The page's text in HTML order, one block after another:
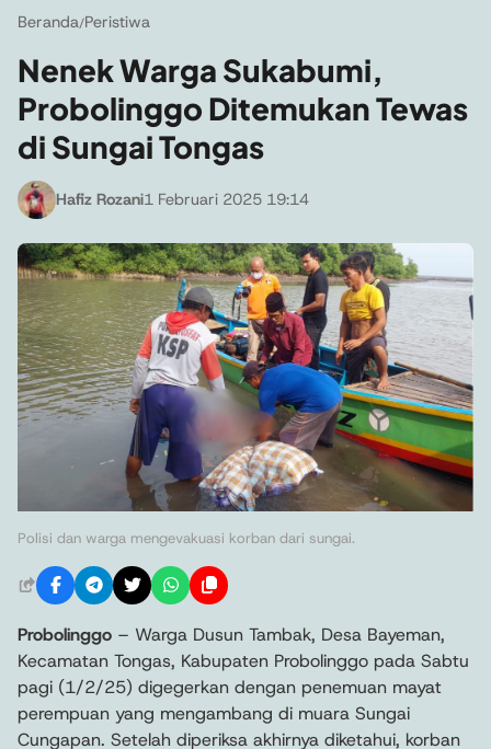
Beranda/Peristiwa
Nenek Warga Sukabumi,
Probolinggo Ditemukan Tewas
di Sungai Tongas
Hafiz Rozani1 Februari 2025 19:14
Polisi dan warga mengevakuasi korban dari sungai.
Probolinggo – Warga Dusun Tambak, Desa Bayeman,
Kecamatan Tongas, Kabupaten Probolinggo pada Sabtu
pagi (1/2/25) digegerkan dengan penemuan mayat
perempuan yang mengambang di muara Sungai
Cungapan. Setelah diperiksa akhirnya diketahui, korban